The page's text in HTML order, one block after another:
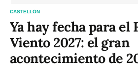
CASTELLÓN
Ya hay fecha para el
Viento 2027: el gran
acontecimiento de